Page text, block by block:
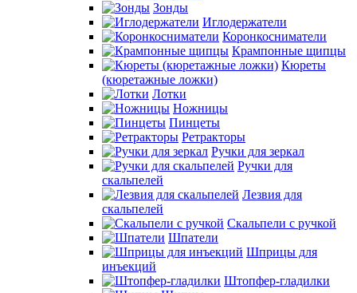
Зонды
Иглодержатели
Коронкосниматели
Крампонные щипцы
Кюреты
(кюретажные ложки)
Лотки
Ножницы
Пинцеты
Ретракторы
Ручки для зеркал
Ручки для
скальпелей
Лезвия для
скальпелей
Скальпели с ручкой
Шпатели
Шприцы для
инъекций
Штопфер-гладилки